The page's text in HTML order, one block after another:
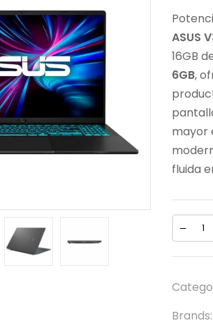
ASUS
16GB
6GB,
mayor
fluida
Brands: